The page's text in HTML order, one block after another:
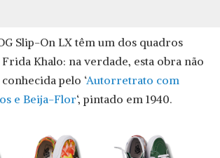
Slip-On LX têm um dos quadros
Khalo: na verdade, esta obra não
pelo ‘Autorretrato com
e Beija-Flor‘, pintado em 1940.